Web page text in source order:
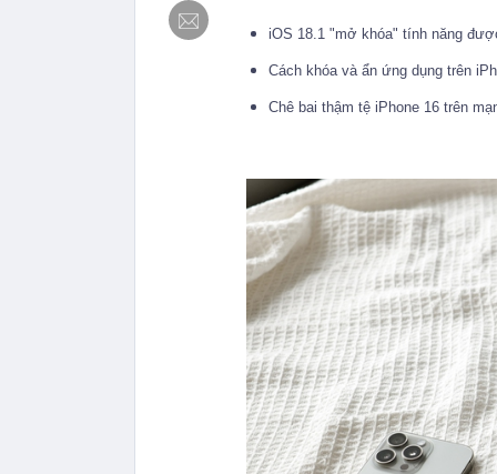
iOS 18.1 "mở khóa" tính năng
Cách khóa và ẩn ứng dụng trên
Chê bai thậm tệ iPhone 16 trên